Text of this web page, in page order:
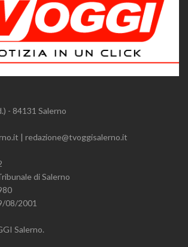
- 84131 Salerno
| redazione@tvoggisalerno.it
di Salerno
08/2001
Salerno.